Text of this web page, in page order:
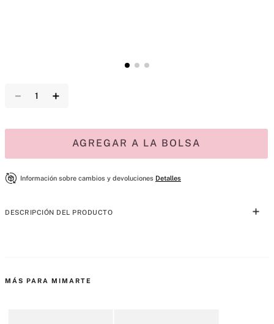
＋
－
AGREGAR A LA BOLSA
Información sobre cambios y devoluciones Detalles
DESCRIPCIÓN DEL PRODUCTO
MÁS PARA MIMARTE